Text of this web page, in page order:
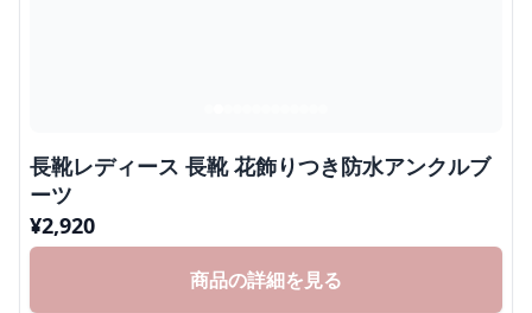
長靴レディース 長靴 花飾りつき防水アンクルブ
ーツ
¥2,920
商品の詳細を見る